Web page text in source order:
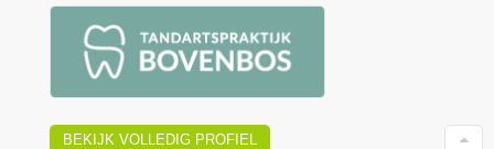
BEKIJK VOLLEDIG PROFIEL